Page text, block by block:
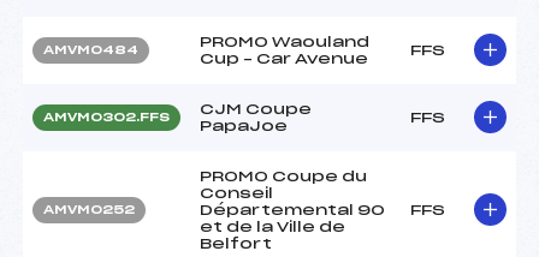
AMVM0484
PROMO Waouland
Cup – Car Avenue
FFS
AMVM0302.FFS
CJM Coupe
PapaJoe
FFS
AMVM0252
PROMO Coupe du
Conseil
Départemental 90
et de la Ville de
Belfort
FFS